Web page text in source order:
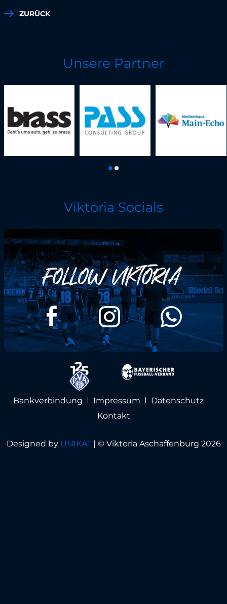
ZURÜCK
Unsere Partner
Viktoria Socials
Bankverbindung Impressum
Datenschutz
Kontakt
Designed by UNIKAT| © Viktoria Aschaffenburg 2026